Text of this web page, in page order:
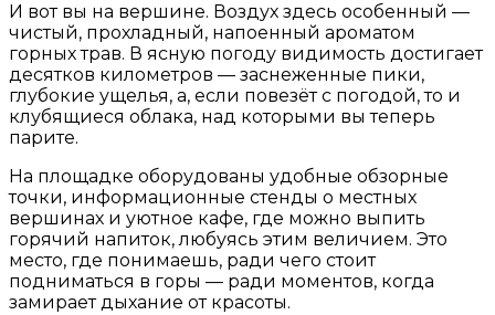
И вот вы на вершине. Воздух здесь особенный —
чистый, прохладный, напоенный ароматом
горных трав. В ясную погоду видимость достигает
десятков километров — заснеженные пики,
глубокие ущелья, а, если повезёт с погодой, то и
клубящиеся облака, над которыми вы теперь
парите.
На площадке оборудованы удобные обзорные
точки, информационные стенды о местных
вершинах и уютное кафе, где можно выпить
горячий напиток, любуясь этим величием. Это
место, где понимаешь, ради чего стоит
подниматься в горы — ради моментов, когда
замирает дыхание от красоты.